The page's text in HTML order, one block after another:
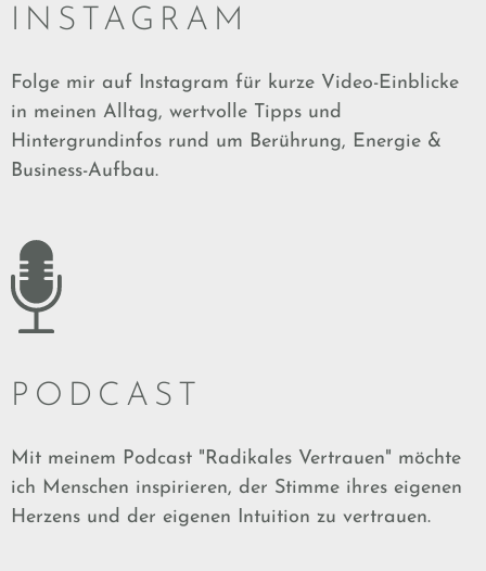
INSTAGRAM
Folge mir auf Instagram für kurze Video-Einblicke
in meinen Alltag, wertvolle Tipps und
Hintergrundinfos rund um Berührung, Energie &
Business-Aufbau.
PODCAST
Mit meinem Podcast "Radikales Vertrauen" möchte
ich Menschen inspirieren, der Stimme ihres eigenen
Herzens und der eigenen Intuition zu vertrauen.